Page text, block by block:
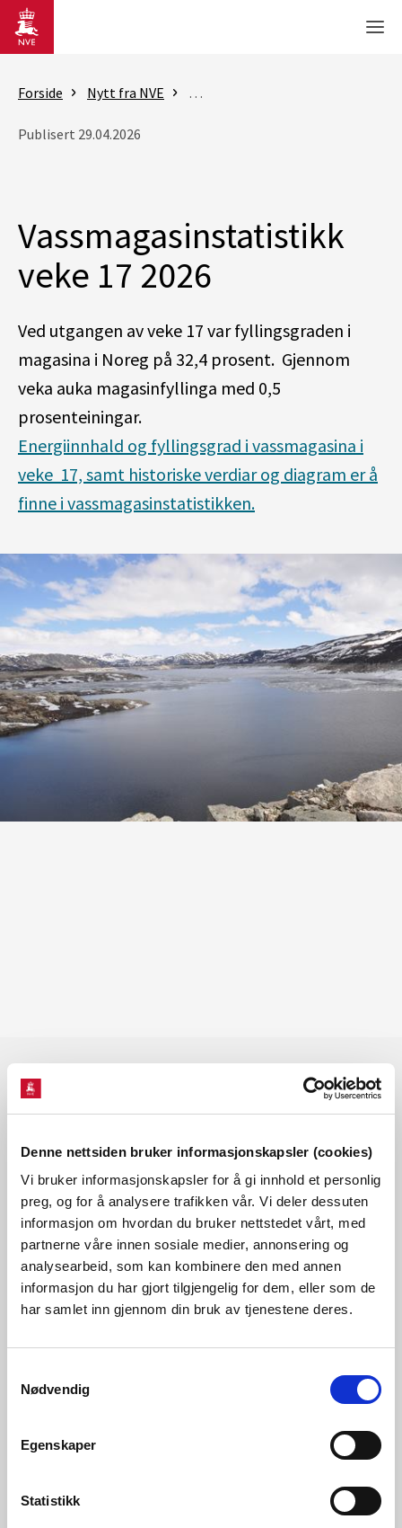
Denne nettsiden bruker informasjonskapsler (cookies)
Vi bruker informasjonskapsler for å gi innhold et personlig
preg, og for å analysere trafikken vår. Vi deler dessuten
informasjon om hvordan du bruker nettstedet vårt, med
partnerne våre innen sosiale medier, annonsering og
analysearbeid, som kan kombinere den med annen
informasjon du har gjort tilgjengelig for dem, eller som de
har samlet inn gjennom din bruk av tjenestene deres.
Nødvendig
Egenskaper
Statistikk
Gå til hovedinnhold
Forside Nytt fra NVE Rapporter - vassmagasinstatistikk
Publisert 29.04.2026
Vassmagasinstatistikk
veke 17 2026
Ved utgangen av veke 17 var fyllingsgraden i
magasina i Noreg på 32,4 prosent. Gjennom
veka auka magasinfyllinga med 0,5
prosenteiningar.
Energiinnhald og fyllingsgrad i vassmagasina i
veke 17, samt historiske verdiar og diagram er å
finne i vassmagasinstatistikken.
Les også
Vassmagasinstatistikk veke 31 2026